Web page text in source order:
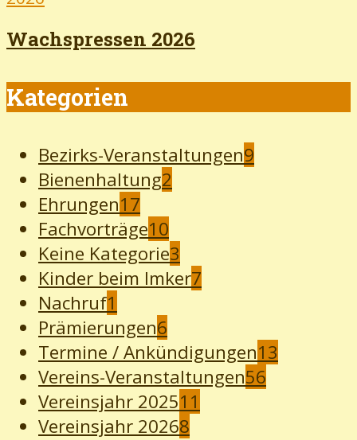
Wachspressen 2026
Kategorien
Bezirks-Veranstaltungen9
Bienenhaltung2
Ehrungen17
Fachvorträge10
Keine Kategorie3
Kinder beim Imker7
Nachruf1
Prämierungen6
Termine / Ankündigungen13
Vereins-Veranstaltungen56
Vereinsjahr 202511
Vereinsjahr 20268